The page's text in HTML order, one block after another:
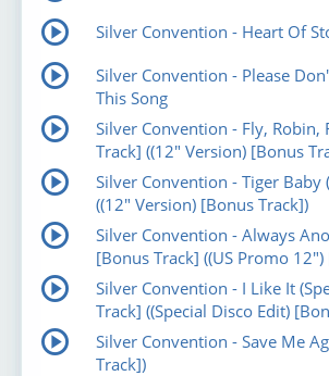
Silver Convention - Heart Of
Silver Convention - Please
This Song
Silver Convention - Fly, Robin,
Track] ((12" Version) [Bonus
Silver Convention - Tiger
((12" Version) [Bonus Track])
Silver Convention - Always
[Bonus Track] ((US Promo
Silver Convention - I Like It
Track] ((Special Disco Edit)
Silver Convention - Save Me
Track])